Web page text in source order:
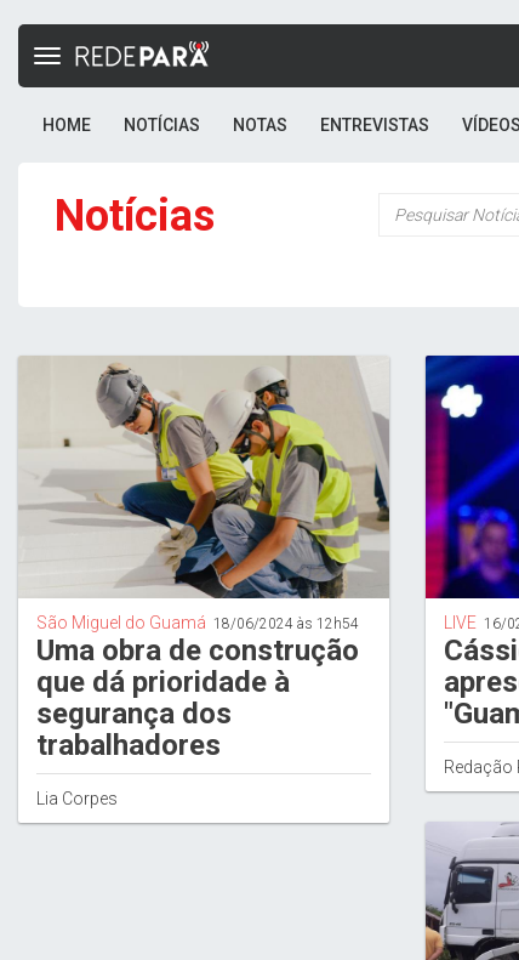
Toggle
HOME NOTÍCIAS NOTAS ENTREVISTAS VÍDEOS
Notícias
São Miguel do Guamá 18/06/2024 às 12h54
Uma obra de construção
que dá prioridade à
segurança dos
trabalhadores
Lia Corpes
LIVE 16/
Redação